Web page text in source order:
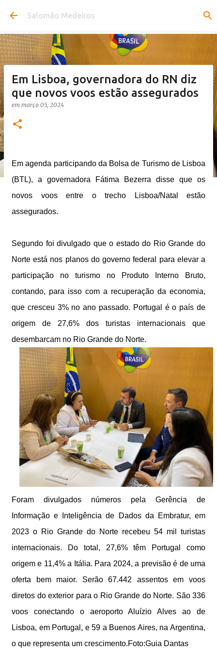
Pular para o conteúdo principal
Salomão Medeiros
Em Lisboa, governadora do RN diz
que novos voos estão assegurados
em março 05, 2024
Em agenda participando da Bolsa de Turismo de Lisboa
(BTL), a governadora Fátima Bezerra disse que os
novos voos entre o trecho Lisboa/Natal estão
assegurados.
Segundo foi divulgado que o estado do Rio Grande do
Norte está nos planos do governo federal para elevar a
participação no turismo no Produto Interno Bruto,
contando, para isso com a recuperação da economia,
que cresceu 3% no ano passado. Portugal é o país de
origem de 27,6% dos turistas internacionais que
desembarcam no Rio Grande do Norte.
Foram divulgados números pela Gerência de
Informação e Inteligência de Dados da Embratur, em
2023 o Rio Grande do Norte recebeu 54 mil turistas
internacionais. Do total, 27,6% têm Portugal como
origem e 11,4% a Itália. Para 2024, a previsão é de uma
oferta bem maior. Serão 67.442 assentos em voos
diretos do exterior para o Rio Grande do Norte. São 336
voos conectando o aeroporto Aluízio Alves ao de
Lisboa, em Portugal, e 59 a Buenos Aires, na Argentina,
o que representa um crescimento.Foto:Guia Dantas